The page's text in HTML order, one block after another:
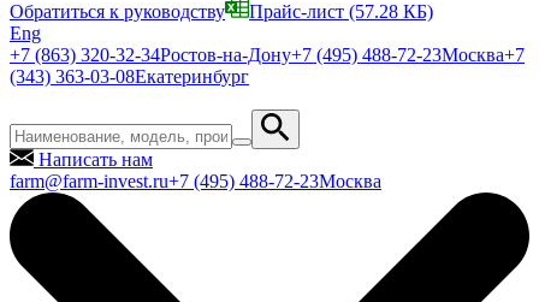
Обратиться к руководству Прайс-лист (57.28 КБ)
Eng
+7 (863) 320-32-34Ростов-на-Дону+7 (495) 488-72-23Москва+7
(343) 363-03-08Екатеринбург
Написать нам
farm@farm-invest.ru+7 (495) 488-72-23Москва